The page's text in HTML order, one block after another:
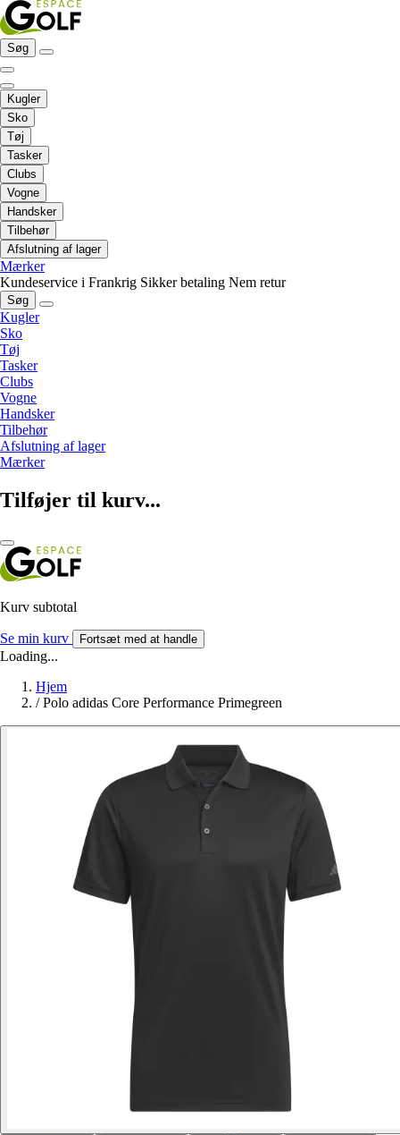
Søg
Kugler
Sko
Tøj
Tasker
Clubs
Vogne
Handsker
Tilbehør
Afslutning af lager
Mærker
Kundeservice i Frankrig Sikker betaling Nem retur
Søg
Kugler
Sko
Tøj
Tasker
Clubs
Vogne
Handsker
Tilbehør
Afslutning af lager
Mærker
Tilføjer til kurv...
Kurv subtotal
Se min kurv Fortsæt med at handle
Loading...
Hjem
/ Polo adidas Core Performance Primegreen